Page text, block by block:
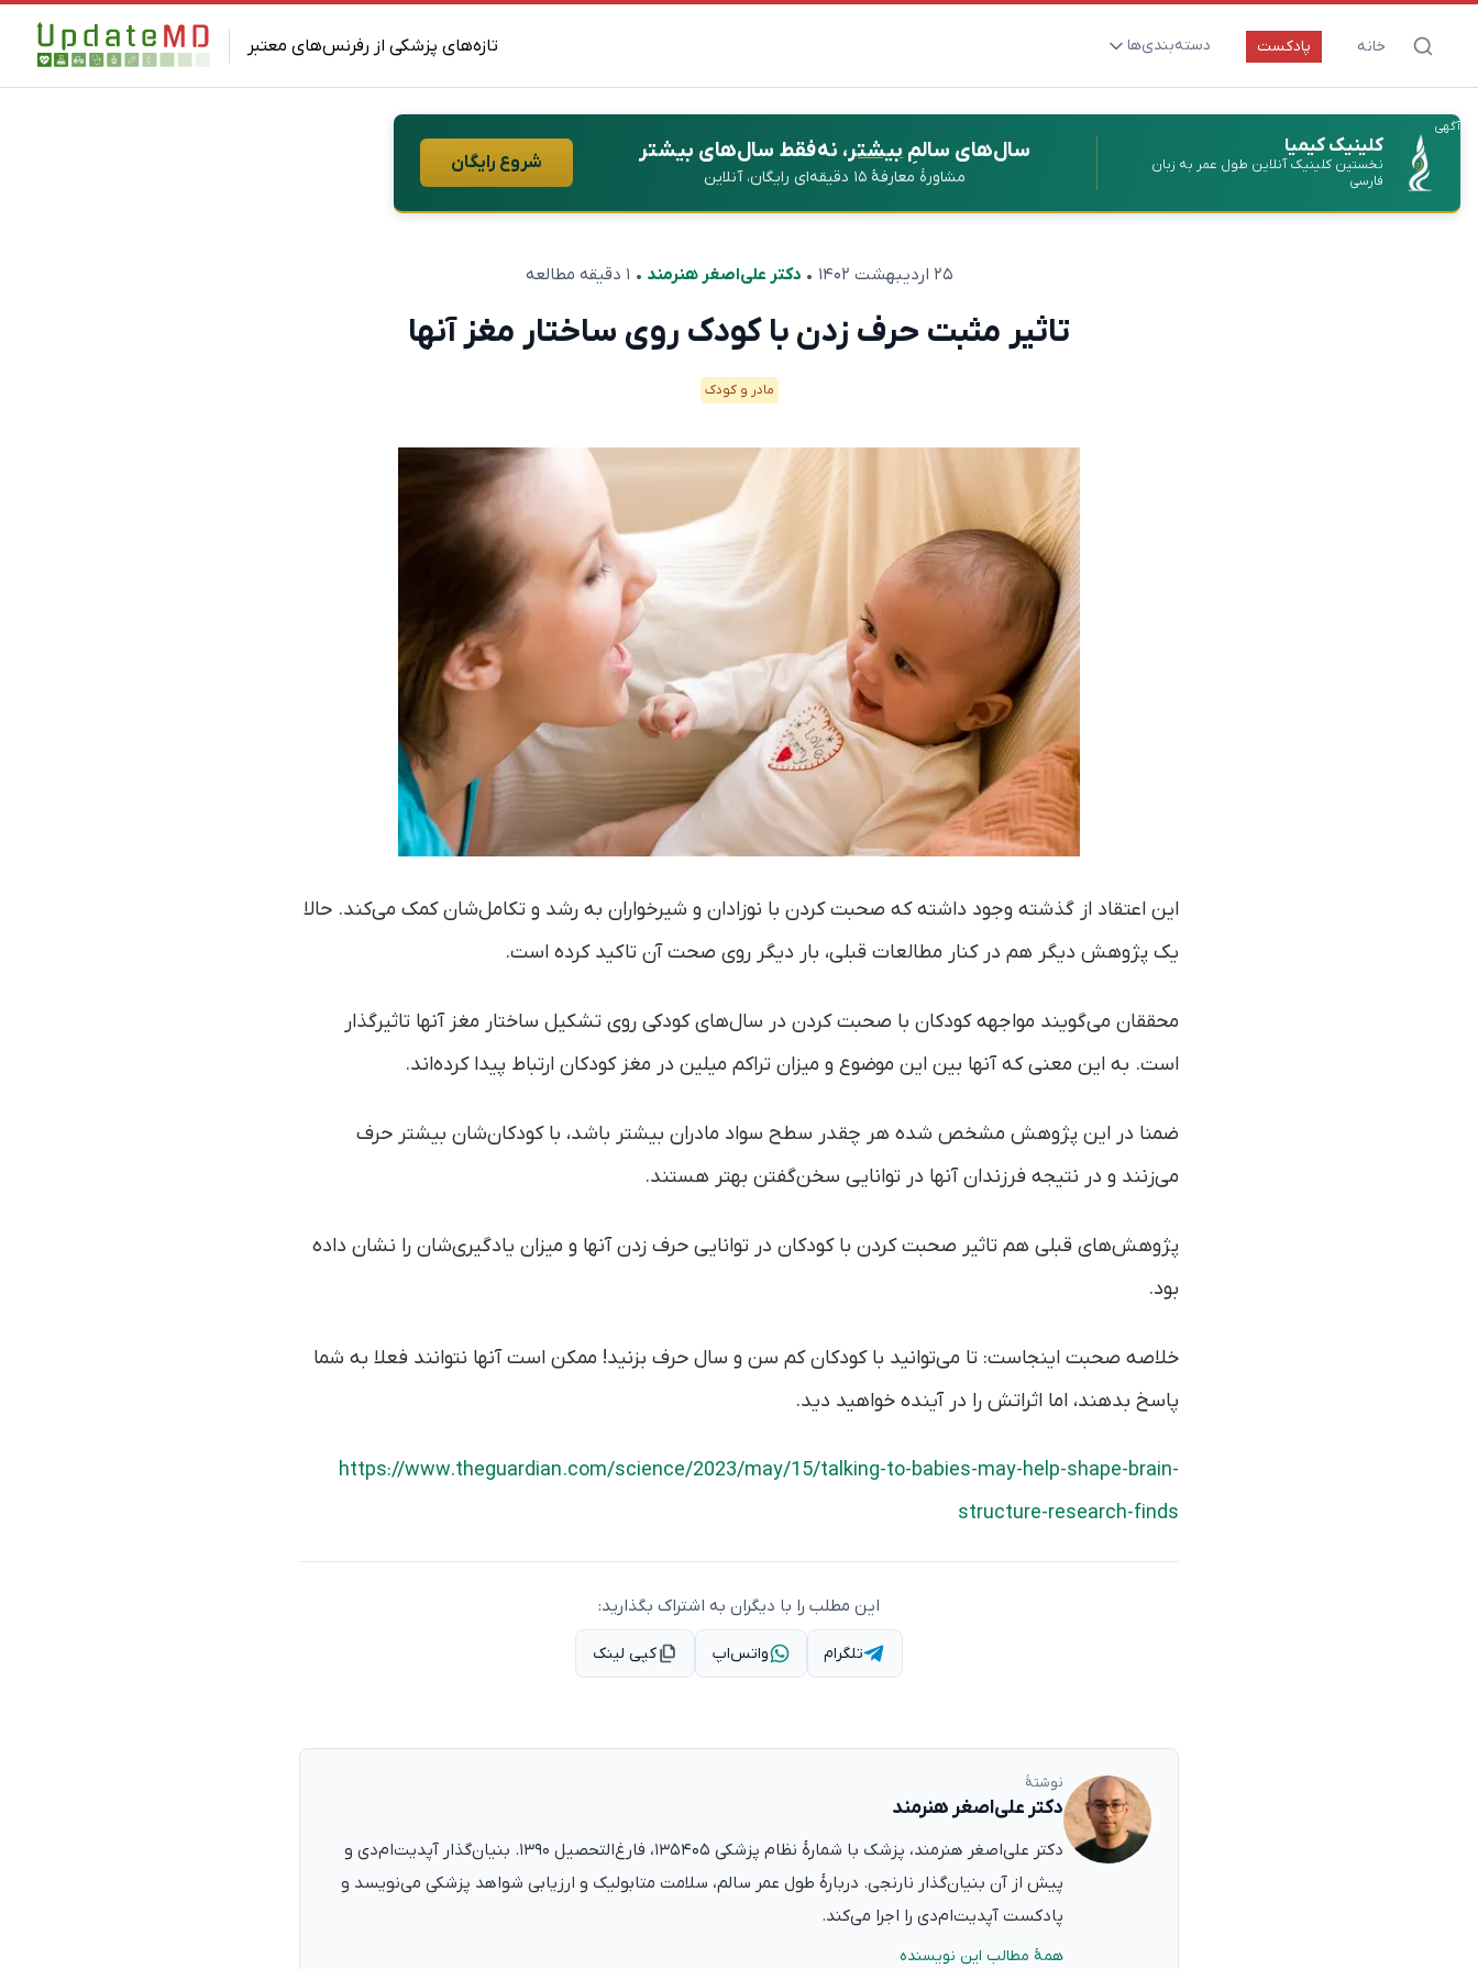
تازه‌های پزشکی از رفرنس‌های معتبر خانه پادکست دسته‌بندی‌ها
ارتقای سلامت و طول عمر
بیماری‌ها و پاتوژن‌ها
تغذیه و مکمل‌ها
آگهی
کلینیک کیمیا
نخستین کلینیک آنلاین طول عمر به زبان
فارسی
سال‌های سالمِبیشتر، نه فقط سال‌های بیشتر
مشاورهٔ معارفهٔ ۱۵ دقیقه‌ای رایگان، آنلاین
شروع رایگان
۲۵ اردیبهشت ۱۴۰۲ •دکتر علی‌اصغر هنرمند • ۱ دقیقه مطالعه
تاثیر مثبت حرف زدن با کودک روی ساختار مغز آنها
مادر و کودک
این اعتقاد از گذشته وجود داشته که صحبت کردن با نوزادان و شیرخواران به رشد و تکامل‌شان کمک می‌کند. حالا
یک پژوهش دیگر هم در کنار مطالعات قبلی، بار دیگر روی صحت آن تاکید کرده است.
محققان می‌گویند مواجهه کودکان با صحبت کردن در سال‌های کودکی روی تشکیل ساختار مغز آنها تاثیرگذار
است. به این معنی که آنها بین این موضوع و میزان تراکم میلین در مغز کودکان ارتباط پیدا کرده‌اند.
ضمنا در این پژوهش مشخص شده هر چقدر سطح سواد مادران بیشتر باشد، با کودکان‌شان بیشتر حرف
می‌زنند و در نتیجه فرزندان آنها در توانایی سخن‌گفتن بهتر هستند.
پژوهش‌های قبلی هم تاثیر صحبت کردن با کودکان در توانایی حرف زدن آنها و میزان یادگیری‌شان را نشان داده
بود.
خلاصه صحبت اینجاست: تا می‌توانید با کودکان کم سن و سال حرف بزنید! ممکن است آنها نتوانند فعلا به شما
پاسخ بدهند، اما اثراتش را در آینده خواهید دید.
https://www.theguardian.com/science/2023/may/15/talking-to-babies-may-help-shape-brain-
structure-research-finds
این مطلب را با دیگران به اشتراک بگذارید:
تلگرام واتس‌اپ کپی لینک
نوشتهٔ
دکتر علی‌اصغر هنرمند
دکتر علی‌اصغر هنرمند، پزشک با شمارهٔ نظام پزشکی ۱۳۵۴۰۵، فارغ‌التحصیل ۱۳۹۰. بنیان‌گذار آپدیت‌ام‌دی و
پیش از آن بنیان‌گذار نارنجی. دربارهٔ طول عمر سالم، سلامت متابولیک و ارزیابی شواهد پزشکی می‌نویسد و
پادکست آپدیت‌ام‌دی را اجرا می‌کند.
همهٔ مطالب این نویسنده